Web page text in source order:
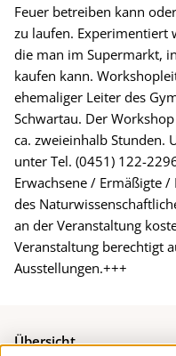
Feuer betreiben kann
zu laufen. Experimentiert
die man im Supermarkt,
kaufen kann.
ehemaliger Leiter des
Schwartau. Der
ca. zweieinhalb Stunden.
unter Tel. (0451) 122-
Erwachsene / Ermäßigte
des
an der Veranstaltung
Veranstaltung berechtigt
Ausstellungen.+++
Übersicht